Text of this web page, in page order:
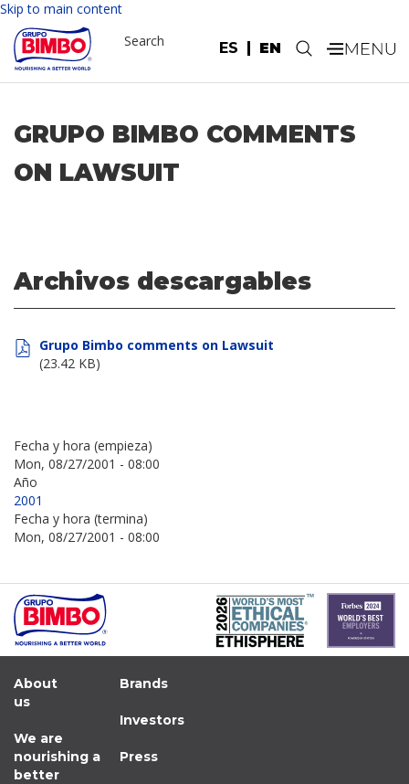
Skip to main content
ES EN
Search .
GRUPO BIMBO COMMENTS
ON LAWSUIT
Archivos descargables
Grupo Bimbo comments on Lawsuit
(23.42 KB)
Fecha y hora (empieza)
Mon, 08/27/2001 - 08:00
Año
2001
Fecha y hora (termina)
Mon, 08/27/2001 - 08:00
About
us
We are
nourishing a
better
Brands
Investors
Press